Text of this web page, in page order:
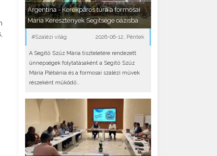
Argentína - Kerékpáros túra a formosai
Mária Keresztények Segítsége oázisba
#Szalézi világ 2026-06-12, Péntek
A Segítő Szűz Mária tiszteletére rendezett
ünnepségek folytatásaként a Segítő Szűz
Mária Plébánia és a formosai szalézi művek
részeként működő..